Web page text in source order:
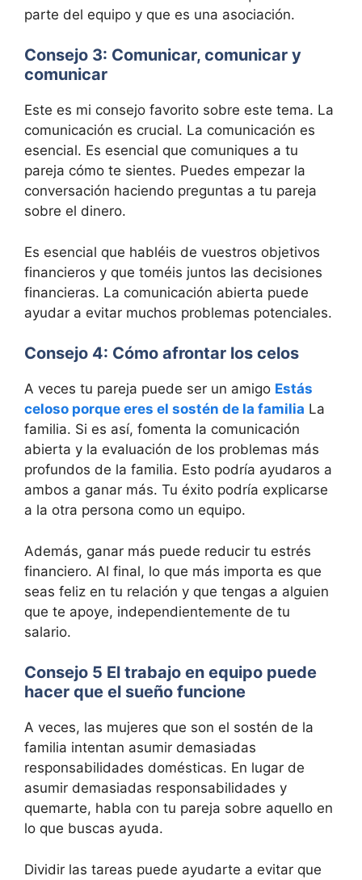
parte del equipo y que es una asociación.
Consejo 3: Comunicar, comunicar y
comunicar
Este es mi consejo favorito sobre este tema. La
comunicación es crucial. La comunicación es
esencial. Es esencial que comuniques a tu
pareja cómo te sientes. Puedes empezar la
conversación haciendo preguntas a tu pareja
sobre el dinero.
Es esencial que habléis de vuestros objetivos
financieros y que toméis juntos las decisiones
financieras. La comunicación abierta puede
ayudar a evitar muchos problemas potenciales.
Consejo 4: Cómo afrontar los celos
A veces tu pareja puede ser un amigo Estás
celoso porque eres el sostén de la familia La
familia. Si es así, fomenta la comunicación
abierta y la evaluación de los problemas más
profundos de la familia. Esto podría ayudaros a
ambos a ganar más. Tu éxito podría explicarse
a la otra persona como un equipo.
Además, ganar más puede reducir tu estrés
financiero. Al final, lo que más importa es que
seas feliz en tu relación y que tengas a alguien
que te apoye, independientemente de tu
salario.
Consejo 5 El trabajo en equipo puede
hacer que el sueño funcione
A veces, las mujeres que son el sostén de la
familia intentan asumir demasiadas
responsabilidades domésticas. En lugar de
asumir demasiadas responsabilidades y
quemarte, habla con tu pareja sobre aquello en
lo que buscas ayuda.
Dividir las tareas puede ayudarte a evitar que